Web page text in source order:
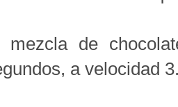
mezcla de
a velocidad